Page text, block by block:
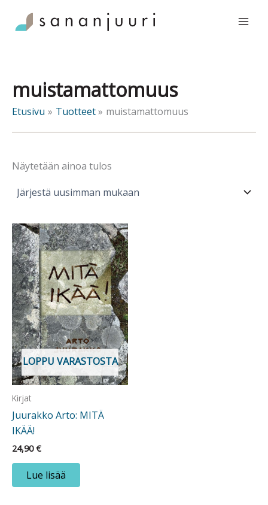
sisältöön
muistamattomuus
Etusivu Tuotteet muistamattomuus
Näytetään ainoa tulos
LOPPU VARASTOSTA
Kirjat
Juurakko Arto: MITÄ
IKÄÄ!
24,90€
Lue lisää